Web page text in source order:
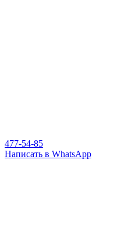
477-54-85
Написать в WhatsApp